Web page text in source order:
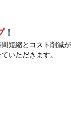
！
短縮とコスト削減が
いただきます。